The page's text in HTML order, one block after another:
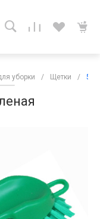
уборки / Щетки /